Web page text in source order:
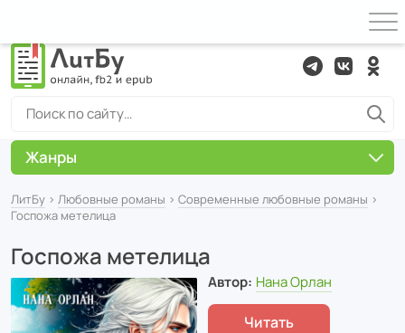
ЛитБу › Любовные романы › Современные любовные романы ›
Госпожа метелица
Госпожа метелица
Автор: Нана Орлан
Читать
Жанры